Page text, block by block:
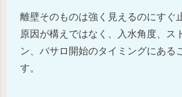
離壁そのものは強く見えるのにすぐ
原因が構えではなく、入水角度、ス
ン、バサロ開始のタイミングにある
す。